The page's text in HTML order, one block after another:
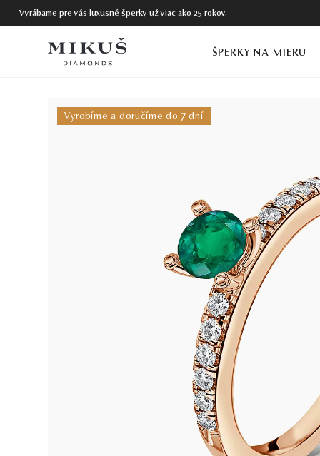
Vyrábame pre vás luxusné šperky už viac ako 25 rokov.
ŠPERKY NA MIERU
Vyrobíme a doručíme do 7 dní